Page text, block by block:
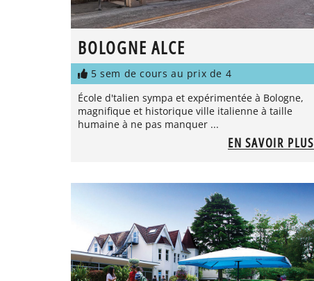
BOLOGNE ALCE
5 sem de cours au prix de 4
École d'talien sympa et expérimentée à Bologne,
magnifique et historique ville italienne à taille
humaine à ne pas manquer ...
EN SAVOIR PLUS